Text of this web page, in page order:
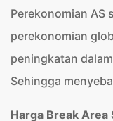
Perekonomian AS
perekonomian
peningkatan
Sehingga
Harga Break Area